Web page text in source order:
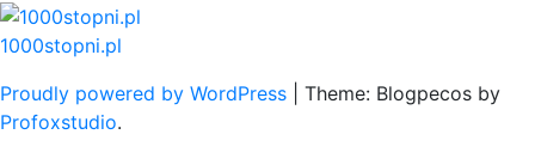
Skip
to
1000stopni.pl
Proudly powered by WordPress
Theme: Blogpecos by
Profoxstudio.